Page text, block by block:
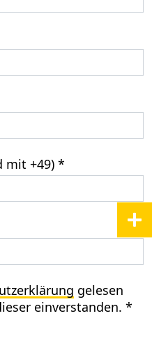
mit +49) *
gelesen
einverstanden. *